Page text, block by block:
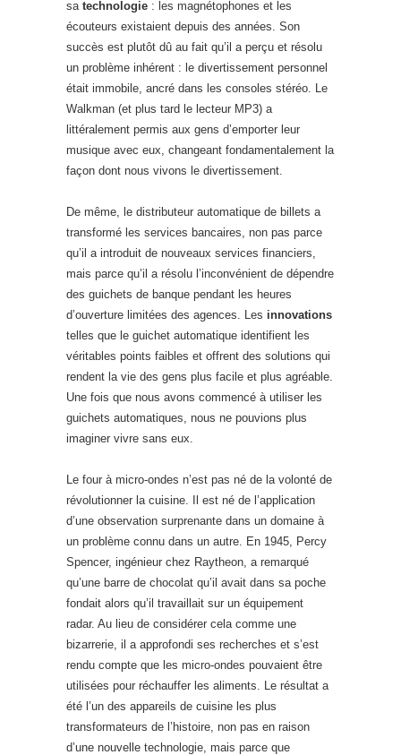
sa technologie : les magnétophones et les
écouteurs existaient depuis des années. Son
succès est plutôt dû au fait qu’il a perçu et résolu
un problème inhérent : le divertissement personnel
était immobile, ancré dans les consoles stéréo. Le
Walkman (et plus tard le lecteur MP3) a
littéralement permis aux gens d’emporter leur
musique avec eux, changeant fondamentalement la
façon dont nous vivons le divertissement.
De même, le distributeur automatique de billets a
transformé les services bancaires, non pas parce
qu’il a introduit de nouveaux services financiers,
mais parce qu’il a résolu l’inconvénient de dépendre
des guichets de banque pendant les heures
d’ouverture limitées des agences. Les innovations
telles que le guichet automatique identifient les
véritables points faibles et offrent des solutions qui
rendent la vie des gens plus facile et plus agréable.
Une fois que nous avons commencé à utiliser les
guichets automatiques, nous ne pouvions plus
imaginer vivre sans eux.
Le four à micro-ondes n’est pas né de la volonté de
révolutionner la cuisine. Il est né de l’application
d’une observation surprenante dans un domaine à
un problème connu dans un autre. En 1945, Percy
Spencer, ingénieur chez Raytheon, a remarqué
qu’une barre de chocolat qu’il avait dans sa poche
fondait alors qu’il travaillait sur un équipement
radar. Au lieu de considérer cela comme une
bizarrerie, il a approfondi ses recherches et s’est
rendu compte que les micro-ondes pouvaient être
utilisées pour réchauffer les aliments. Le résultat a
été l’un des appareils de cuisine les plus
transformateurs de l’histoire, non pas en raison
d’une nouvelle technologie, mais parce que